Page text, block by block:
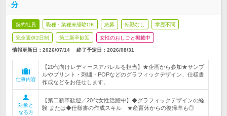
分
契約社員 職種・業種未経験OK 急募 転勤なし 学歴不問
完全週休2日制 第二新卒歓迎 女性のおしごと掲載中
情報更新日：2026/07/14 終了予定日： 2026/08/31
仕事内容
【20代向けレディースアパレルを担当】★企画から参加★サンプ
ルやプリント・刺繍・POPなどのグラフィックデザイン、仕様書
作成などをお任せします。
対象と
なる方
【第二新卒歓迎／20代女性活躍中】◆グラフィックデザインの経
験 または◆仕様書の作成スキル ★産育休からの復帰率も◎